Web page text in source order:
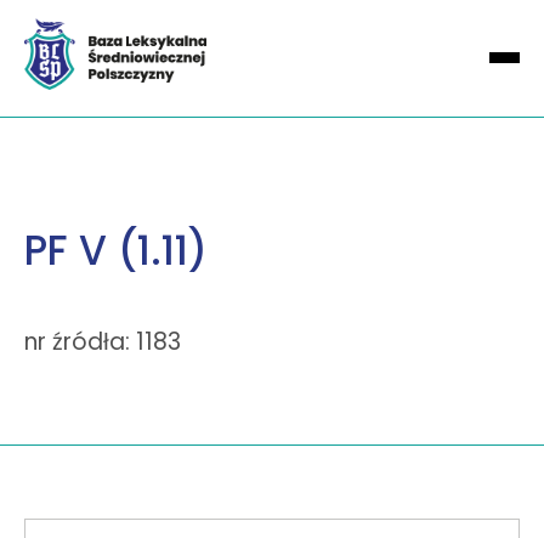
PF V (1.11)
nr źródła: 1183